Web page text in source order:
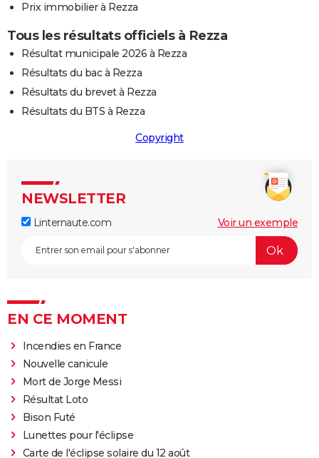
Prix immobilier à Rezza
Tous les résultats officiels à Rezza
Résultat municipale 2026 à Rezza
Résultats du bac à Rezza
Résultats du brevet à Rezza
Résultats du BTS à Rezza
Copyright
NEWSLETTER
Linternaute.com Voir un exemple
EN CE MOMENT
Incendies en France
Nouvelle canicule
Mort de Jorge Messi
Résultat Loto
Bison Futé
Lunettes pour l'éclipse
Carte de l'éclipse solaire du 12 août